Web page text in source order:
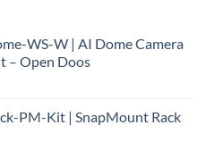
WS-W | AI Dome Camera
– Open Doos
PM-Kit | SnapMount Rack